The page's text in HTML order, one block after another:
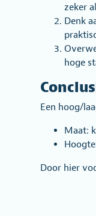
zeker
Denk
hoge
Een hoog/
Maat:
Door hier